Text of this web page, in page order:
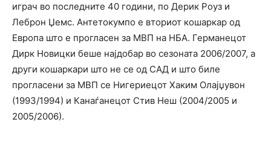
играч во последните 40 години, по Дерик Роуз и
Леброн Џемс. Антетокумпо е вториот кошаркар од
Европа што е прогласен за МВП на НБА. Германецот
Дирк Новицки беше најдобар во сезоната 2006/2007, а
други кошаркари што не се од САД и што биле
прогласени за МВП се Нигериецот Хаким Олајџувон
(1993/1994) и Канаѓанецот Стив Неш (2004/2005 и
2005/2006).